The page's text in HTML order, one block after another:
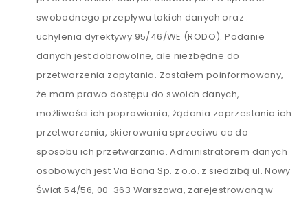
swobodnego przepływu takich danych oraz
uchylenia dyrektywy 95/46/WE (RODO). Podanie
danych jest dobrowolne, ale niezbędne do
przetworzenia zapytania. Zostałem poinformowany,
że mam prawo dostępu do swoich danych,
możliwości ich poprawiania, żądania zaprzestania ich
przetwarzania, skierowania sprzeciwu co do
sposobu ich przetwarzania. Administratorem danych
osobowych jest Via Bona Sp. z o.o. z siedzibą ul. Nowy
Świat 54/56, 00-363 Warszawa, zarejestrowaną w